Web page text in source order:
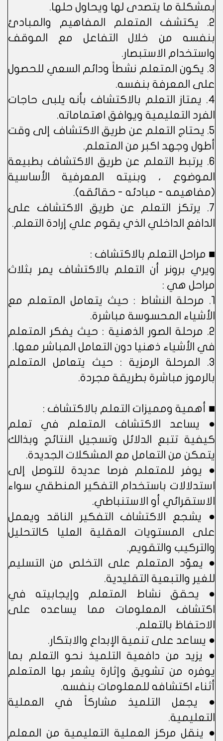
بمشكلة ما يتصدى لها ويحاول حلها.
2. يكتشف المتعلم المفاهيم والمبادئ
بنفسه من خلال التفاعل مع الموقف
واستخدام الاستبصار.
3. يكون المتعلم نشطاً ودائم السعي للحصول
على المعرفة بنفسه.
4. يمتاز التعلم بالاكتشاف بأنه يلبى حاجات
الفرد التعليمية ويوافق اهتماماته.
5. يحتاج التعلم عن طريق الاكتشاف إلى وقت
أطول وجهد اكبر من المتعلم.
6. يرتبط التعلم عن طريق الاكتشاف بطبيعة
الموضوع ، وبنيته المعرفية الأساسية
(مفاهيمه - مبادئه - حقائقه).
7. يرتكز التعلم عن طريق الاكتشاف على
الدافع الداخلي الذي يقوم علي إرادة التعلم.
■ مراحل التعلم بالاكتشاف :
ويري برونر أن التعلم بالاكتشاف يمر بثلاث
مراحل هي :
1. مرحلة النشاط : حيث يتعامل المتعلم مع
الأشياء المحسوسة مباشرة.
2. مرحلة الصور الذهنية : حيث يفكر المتعلم
في الأشياء ذهنيا دون التعامل المباشر معها.
3. المرحلة الرمزية : حيث يتعامل المتعلم
بالرموز مباشرة بطريقة مجردة.
■ أهمية ومميزات التعلم بالاكتشاف :
● يساعد الاكتشاف المتعلم في تعلم
كيفية تتبع الدلائل وتسجيل النتائج وبذالك
يتمكن من التعامل مع المشكلات الجديدة.
● يوفر للمتعلم فرصا عديدة للتوصل إلى
استدلالات باستخدام التفكير المنطقي سواء
الاستقرائي أو الاستنباطي.
● يشجع الاكتشاف التفكير الناقد ويعمل
على المستويات العقلية العليا كالتحليل
والتركيب والتقويم.
● يعوّد المتعلم على التخلص من التسليم
للغير والتبعية التقليدية.
● يحقق نشاط المتعلم وإيجابيته في
اكتشاف المعلومات مما يساعده على
الاحتفاظ بالتعلم.
● يساعد على تنمية الإبداع والابتكار.
● يزيد من دافعية التلميذ نحو التعلم بما
يوفره من تشويق وإثارة يشعر بها المتعلم
أثناء اكتشافه للمعلومات بنفسه.
● يجعل التلميذ مشاركاً في العملية
التعليمية.
● ينقل مركز العملية التعليمية من المعلم